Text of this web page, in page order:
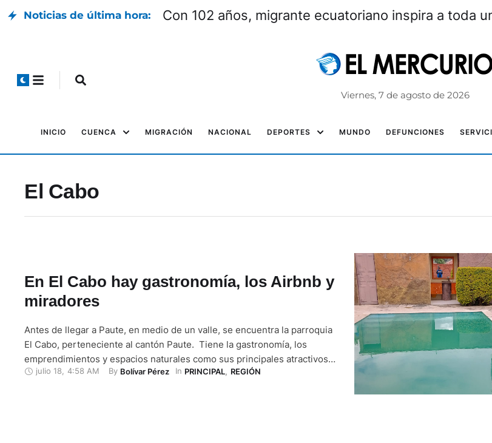
Noticias de última hora: Con 102 años, migrante ecuatoriano inspira a toda
Viernes, 7 de agosto de 2026
INICIO CUENCA MIGRACIÓN NACIONAL DEPORTES MUNDO DEFUNCIONES
El Cabo
En El Cabo hay gastronomía, los Airbnb y
miradores
Antes de llegar a Paute, en medio de un valle, se encuentra la parroquia
El Cabo, perteneciente al cantón Paute. Tiene la gastronomía, los
emprendimientos y espacios naturales como sus principales atractivos.
El Cabo se compone de siete comunidades, lo atraviesa el río Paute,
julio 18 4:58 AM By Bolívar Pérez In PRINCIPAL, REGIÓN